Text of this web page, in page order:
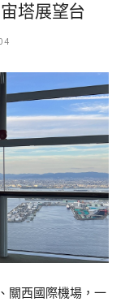
塔展望台
關西國際機場，一